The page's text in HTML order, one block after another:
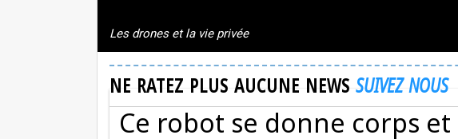
Les drones et la vie privée
NE RATEZ PLUS AUCUNE NEWS SUIVEZ NOUS
Ce robot se donne corps